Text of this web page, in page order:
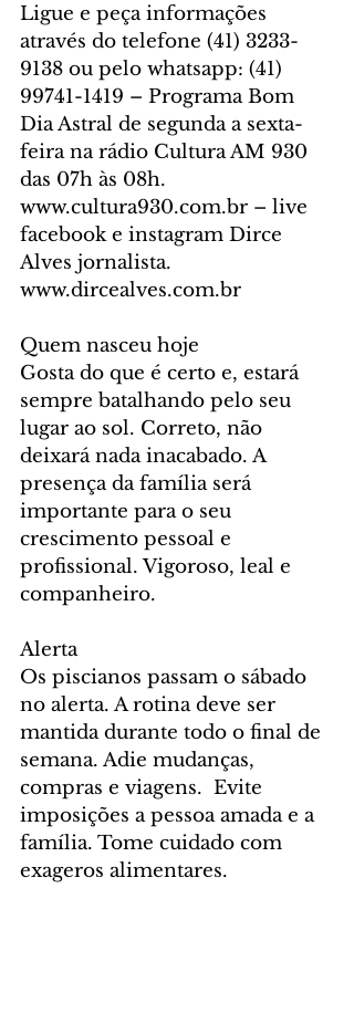
Ligue e peça informações
através do telefone (41) 3233-
9138 ou pelo whatsapp: (41)
99741-1419 – Programa Bom
Dia Astral de segunda a sexta-
feira na rádio Cultura AM 930
das 07h às 08h.
www.cultura930.com.br – live
facebook e instagram Dirce
Alves jornalista.
www.dircealves.com.br
Quem nasceu hoje
Gosta do que é certo e, estará
sempre batalhando pelo seu
lugar ao sol. Correto, não
deixará nada inacabado. A
presença da família será
importante para o seu
crescimento pessoal e
profissional. Vigoroso, leal e
companheiro.
Alerta
Os piscianos passam o sábado
no alerta. A rotina deve ser
mantida durante todo o final de
semana. Adie mudanças,
compras e viagens.  Evite
imposições a pessoa amada e a
família. Tome cuidado com
exageros alimentares.